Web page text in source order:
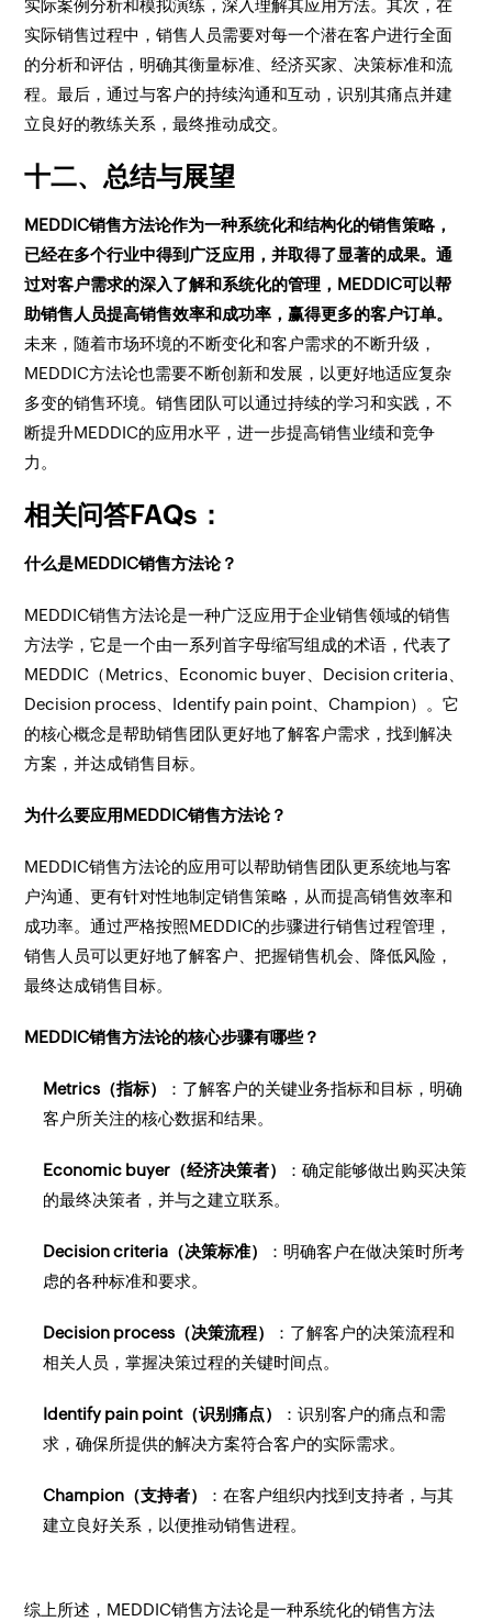
实际案例分析和模拟演练，深入理解其应用方法。其次，在
实际销售过程中，销售人员需要对每一个潜在客户进行全面
的分析和评估，明确其衡量标准、经济买家、决策标准和流
程。最后，通过与客户的持续沟通和互动，识别其痛点并建
立良好的教练关系，最终推动成交。
十二、总结与展望
MEDDIC销售方法论作为一种系统化和结构化的销售策略，
已经在多个行业中得到广泛应用，并取得了显著的成果。通
过对客户需求的深入了解和系统化的管理，MEDDIC可以帮
助销售人员提高销售效率和成功率，赢得更多的客户订单。
未来，随着市场环境的不断变化和客户需求的不断升级，
MEDDIC方法论也需要不断创新和发展，以更好地适应复杂
多变的销售环境。销售团队可以通过持续的学习和实践，不
断提升MEDDIC的应用水平，进一步提高销售业绩和竞争
力。
相关问答FAQs：
什么是MEDDIC销售方法论？
MEDDIC销售方法论是一种广泛应用于企业销售领域的销售
方法学，它是一个由一系列首字母缩写组成的术语，代表了
MEDDIC（Metrics、Economic buyer、Decision criteria、
Decision process、Identify pain point、Champion）。它
的核心概念是帮助销售团队更好地了解客户需求，找到解决
方案，并达成销售目标。
为什么要应用MEDDIC销售方法论？
MEDDIC销售方法论的应用可以帮助销售团队更系统地与客
户沟通、更有针对性地制定销售策略，从而提高销售效率和
成功率。通过严格按照MEDDIC的步骤进行销售过程管理，
销售人员可以更好地了解客户、把握销售机会、降低风险，
最终达成销售目标。
MEDDIC销售方法论的核心步骤有哪些？
Metrics（指标）
：了解客户的关键业务指标和目标，明确
客户所关注的核心数据和结果。
Economic buyer（经济决策者）
：确定能够做出购买决策
的最终决策者，并与之建立联系。
Decision criteria（决策标准）
：明确客户在做决策时所考
虑的各种标准和要求。
Decision process（决策流程）
：了解客户的决策流程和
相关人员，掌握决策过程的关键时间点。
Identify pain point（识别痛点）
：识别客户的痛点和需
求，确保所提供的解决方案符合客户的实际需求。
Champion（支持者）
：在客户组织内找到支持者，与其
建立良好关系，以便推动销售进程。
综上所述，MEDDIC销售方法论是一种系统化的销售方法